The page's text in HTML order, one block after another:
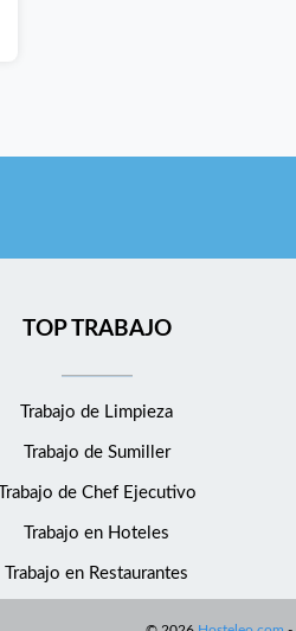
TOP TRABAJO
Trabajo de Limpieza
Trabajo de Sumiller
Trabajo de Chef Ejecutivo
Trabajo en Hoteles
Trabajo en Restaurantes